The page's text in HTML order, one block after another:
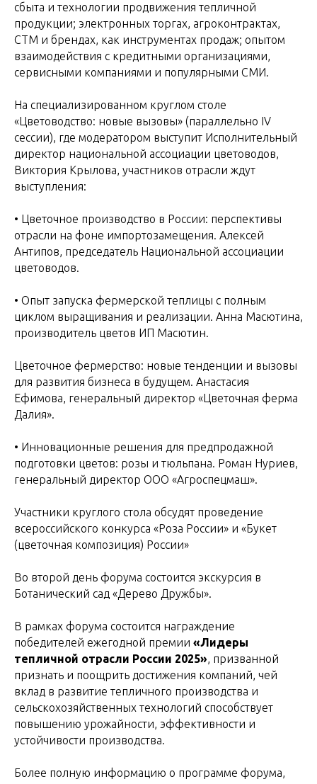
сбыта и технологии продвижения тепличной
продукции; электронных торгах, агроконтрактах,
СТМ и брендах, как инструментах продаж; опытом
взаимодействия с кредитными организациями,
сервисными компаниями и популярными СМИ.
На специализированном круглом столе
«Цветоводство: новые вызовы» (параллельно IV
сессии), где модератором выступит Исполнительный
директор национальной ассоциации цветоводов,
Виктория Крылова, участников отрасли ждут
выступления:
• Цветочное производство в России: перспективы
отрасли на фоне импортозамещения. Алексей
Антипов, председатель Национальной ассоциации
цветоводов.
• Опыт запуска фермерской теплицы с полным
циклом выращивания и реализации. Анна Масютина,
производитель цветов ИП Масютин.
Цветочное фермерство: новые тенденции и вызовы
для развития бизнеса в будущем. Анастасия
Ефимова, генеральный директор «Цветочная ферма
Далия».
• Инновационные решения для предпродажной
подготовки цветов: розы и тюльпана. Роман Нуриев,
генеральный директор ООО «Агроспецмаш».
Участники круглого стола обсудят проведение
всероссийского конкурса «Роза России» и «Букет
(цветочная композиция) России»
Во второй день форума состоится экскурсия в
Ботанический сад «Дерево Дружбы».
В рамках форума состоится награждение
победителей ежегодной премии «Лидеры
тепличной отрасли России 2025», призванной
признать и поощрить достижения компаний, чей
вклад в развитие тепличного производства и
сельскохозяйственных технологий способствует
повышению урожайности, эффективности и
устойчивости производства.
Более полную информацию о программе форума,